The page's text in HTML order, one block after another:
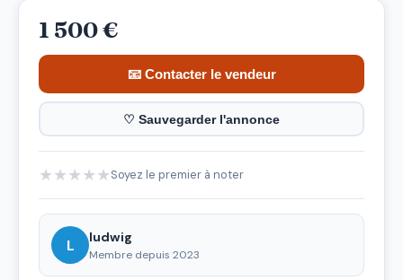
1 500 €
📧 Contacter le vendeur
♡ Sauvegarder l'annonce
★★★★★Soyez le premier à noter
L ludwig
Membre depuis 2023